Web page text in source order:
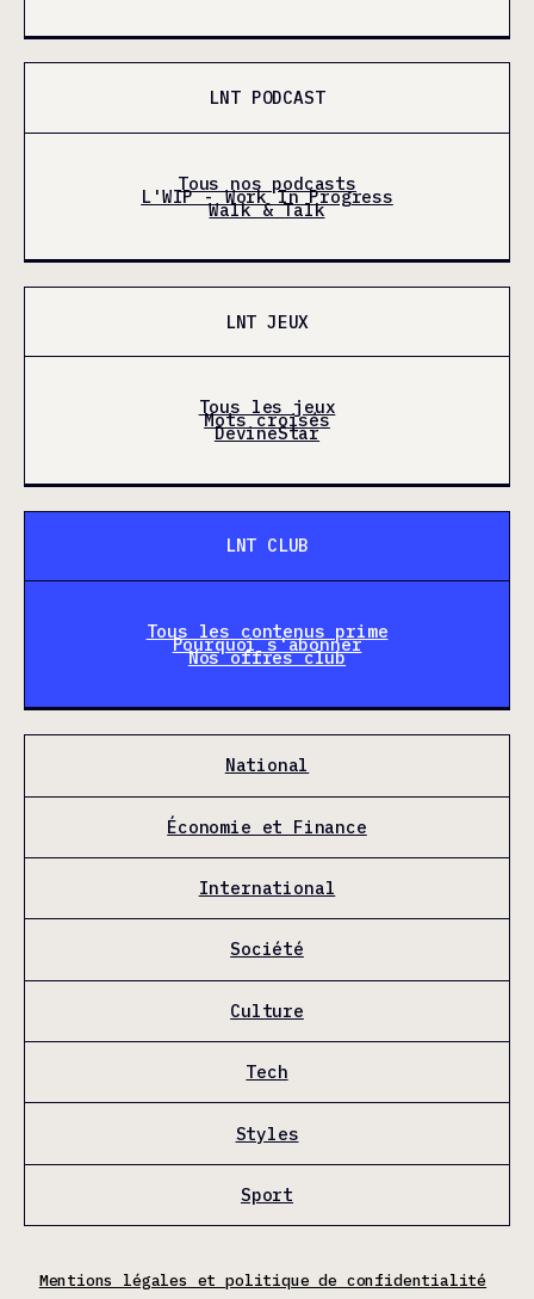
LNT PODCAST
Tous nos podcasts
L'WIP - Work In Progress
Walk & Talk
LNT JEUX
Tous les jeux
Mots croisés
DevineStar
LNT CLUB
Tous les contenus prime
Pourquoi s'abonner
Nos offres club
National
Économie et Finance
International
Société
Culture
Tech
Styles
Sport
Mentions légales et politique de confidentialité